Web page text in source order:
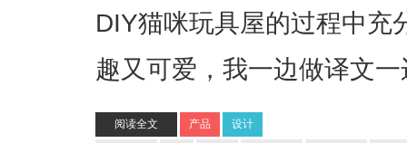
DIY猫咪玩具屋的过程中充
趣又可爱，我一边做译文
阅读全文 产品 设计